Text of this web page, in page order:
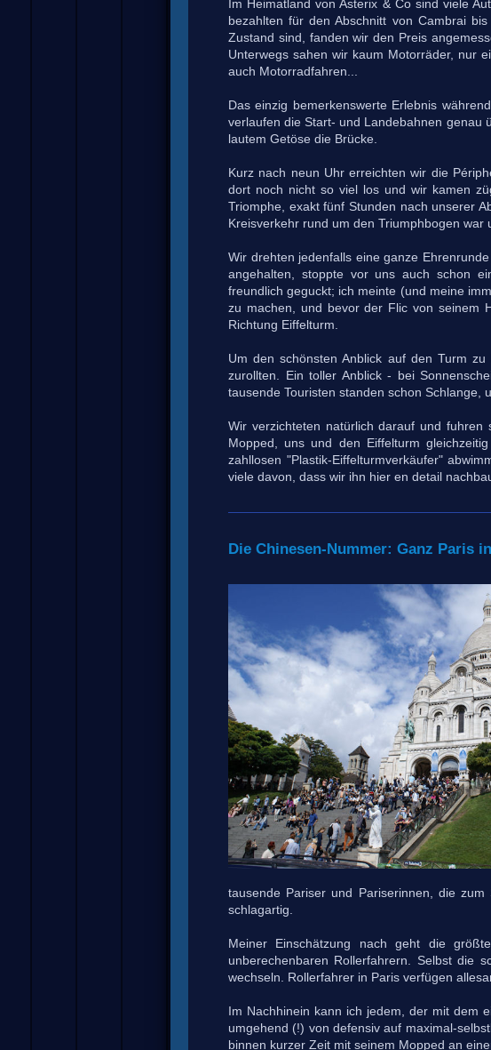
Im Heimatland von Asterix & Co sind viele
bezahlten für den Abschnitt von Cambrai
Zustand sind, fanden wir den Preis
Unterwegs sahen wir kaum Motorräder, nur
auch Motorradfahren...
Das einzig bemerkenswerte Erlebnis
verlaufen die Start- und Landebahnen genau
lautem Getöse die Brücke.
Kurz nach neun Uhr erreichten wir die
dort noch nicht so viel los und wir kamen
Triomphe, exakt fünf Stunden nach unserer
Kreisverkehr rund um den Triumphbogen
Wir drehten jedenfalls eine ganze
angehalten, stoppte vor uns auch schon
freundlich geguckt; ich meinte (und meine
zu machen, und bevor der Flic von seinem
Richtung Eiffelturm.
Um den schönsten Anblick auf den Turm
zurollten. Ein toller Anblick - bei
tausende Touristen standen schon Schlange,
Wir verzichteten natürlich darauf und
Mopped, uns und den Eiffelturm
zahllosen "Plastik-Eiffelturmverkäufer"
viele davon, dass wir ihn hier en detail
Die Chinesen-Nummer: Ganz Paris
tausende Pariser und Pariserinnen, die
schlagartig.
Meiner Einschätzung nach geht die
unberechenbaren Rollerfahrern. Selbst die
wechseln. Rollerfahrer in Paris verfügen
Im Nachhinein kann ich jedem, der mit dem
umgehend (!) von defensiv auf maximal-
binnen kurzer Zeit mit seinem Mopped an